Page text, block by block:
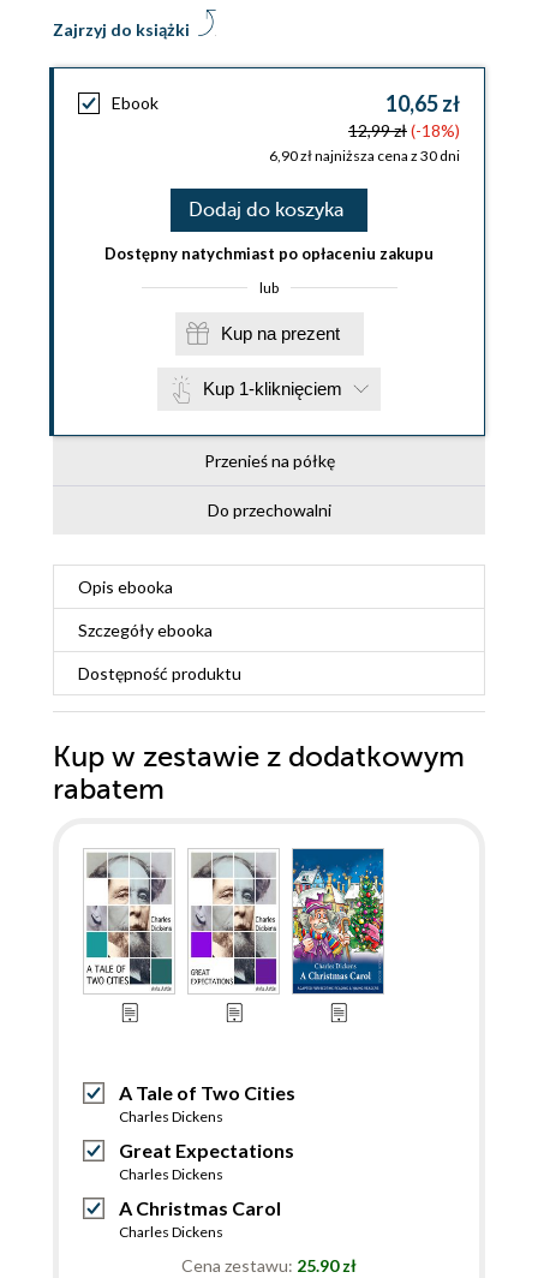
Zajrzyj do książki
Ebook 10,65 zł
12,99 zł(-18%)
6,90 zł najniższa cena z 30 dni
Dodaj do koszyka
Dostępny natychmiast po opłaceniu zakupu
lub
Kup na prezent
Kup 1-kliknięciem
Przenieś na półkę
Do przechowalni
Opis ebooka
Szczegółyebooka
Dostępność produktu
Kup w zestawie z dodatkowym
rabatem
A Tale of Two Cities
Charles Dickens
Great Expectations
Charles Dickens
A Christmas Carol
Charles Dickens
Cena zestawu: 25.90 zł